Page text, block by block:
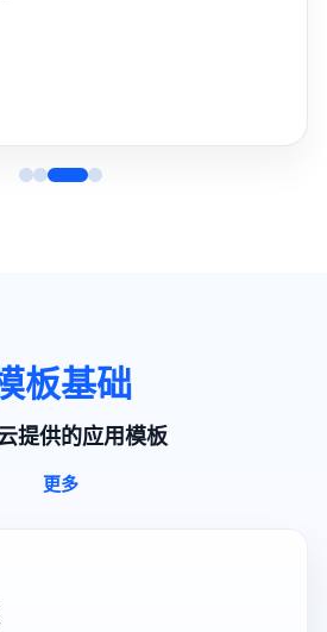
板基础
提供的应用模板
更多